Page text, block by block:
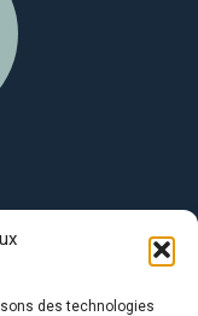
des technologies